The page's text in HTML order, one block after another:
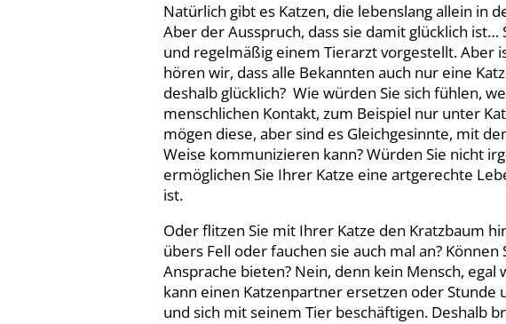
Natürlich gibt es Katzen, die lebenslang allein in
Aber der Ausspruch, dass sie damit glücklich
und regelmäßig einem Tierarzt vorgestellt. Aber
hören wir, dass alle Bekannten auch nur eine
deshalb glücklich? Wie würden Sie sich fühlen,
menschlichen Kontakt, zum Beispiel nur unter
mögen diese, aber sind es Gleichgesinnte, mit
Weise kommunizieren kann? Würden Sie nicht
ermöglichen Sie Ihrer Katze eine artgerechte
ist.
Oder flitzen Sie mit Ihrer Katze den Kratzbaum
übers Fell oder fauchen sie auch mal an?
Ansprache bieten? Nein, denn kein Mensch, egal
kann einen Katzenpartner ersetzen oder Stunde
und sich mit seinem Tier beschäftigen. Deshalb